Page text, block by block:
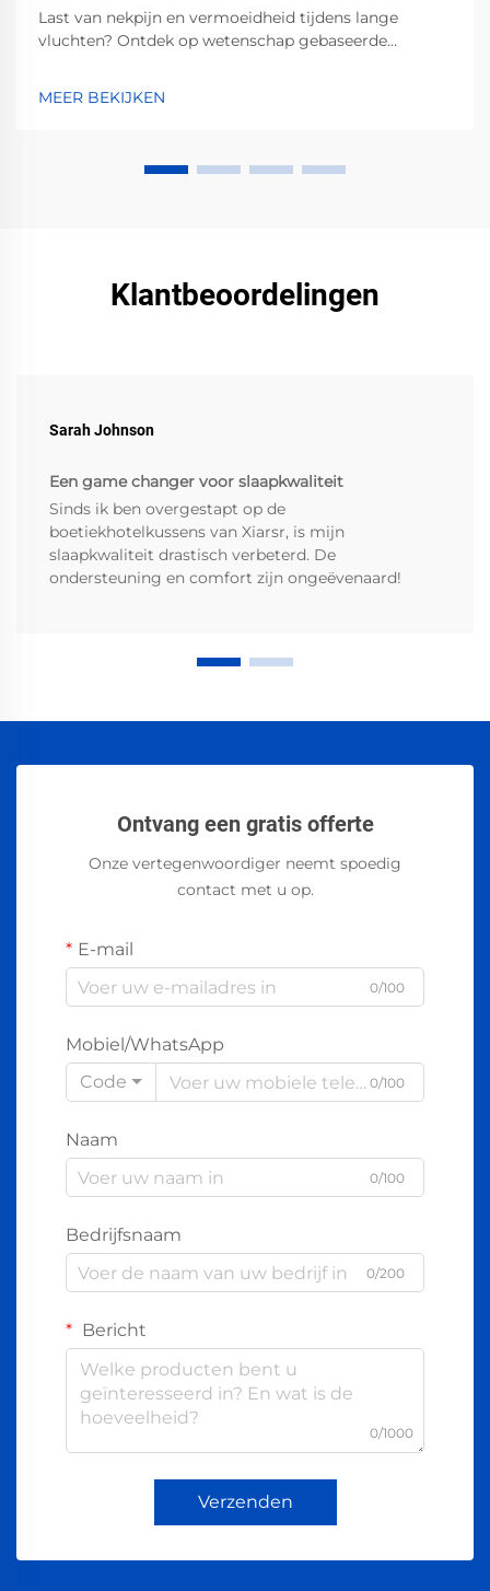
Last van nekpijn en vermoeidheid tijdens lange
vluchten? Ontdek op wetenschap gebaseerde
met 40% verminderen en wervelkolombelasting
MEER BEKIJKEN
Klantbeoordelingen
Sarah Johnson
Een game changer voor slaapkwaliteit
Sinds ik ben overgestapt op de
boetiekhotelkussens van Xiarsr, is mijn
slaapkwaliteit drastisch verbeterd. De
ondersteuning en comfort zijn ongeëvenaard!
Ontvang een gratis offerte
Onze vertegenwoordiger neemt spoedig
contact met u op.
E-mail
0/100
Mobiel/WhatsApp
Code
0/100
Naam
0/100
Bedrijfsnaam
0/200
Bericht
0/1000
Verzenden